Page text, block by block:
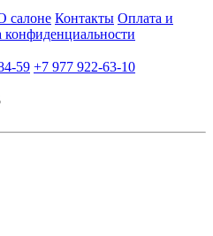
салоне Контакты Оплата и
59 +7 977 922-63-10